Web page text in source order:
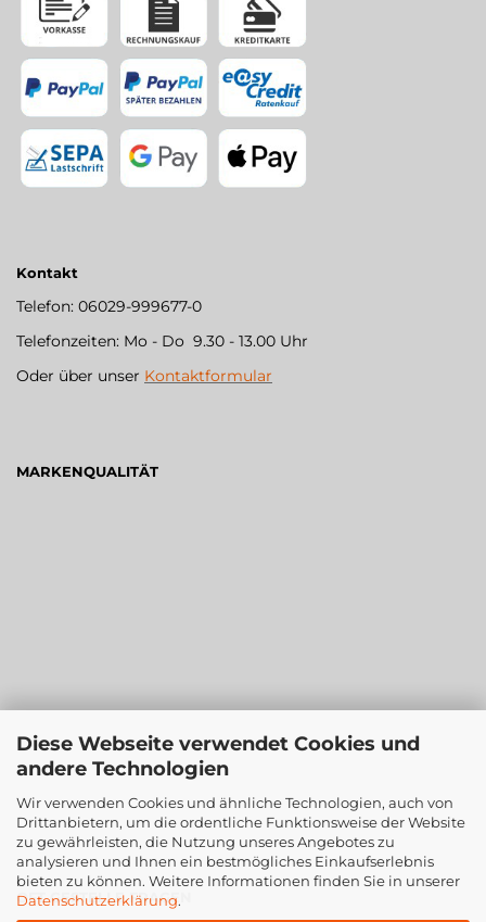
Diese Webseite verwendet Cookies und
andere Technologien
Wir verwenden Cookies und ähnliche Technologien, auch von
Drittanbietern, um die ordentliche Funktionsweise der Website
zu gewährleisten, die Nutzung unseres Angebotes zu
analysieren und Ihnen ein bestmögliches Einkaufserlebnis
bieten zu können. Weitere Informationen finden Sie in unserer
Datenschutzerklärung.
Kontakt
Telefon: 06029-999677-0
Telefonzeiten: Mo - Do 9.30 - 13.00 Uhr
Oder über unser Kontaktformular
MARKENQUALITÄT
OFT GESTELLE FRAGEN